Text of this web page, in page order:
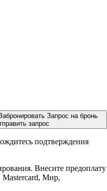
Запрос на бронь
запрос
подтверждения
Внесите предоплату
Мир,